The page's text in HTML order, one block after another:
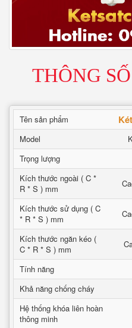
THÔNG
Tên sản phẩm
Model
Trọng lượng
Kích thước ngoài ( C *
R * S ) mm
Kích thước sử dụng ( C
* R * S ) mm
Kích thước ngăn kéo (
C * R * S ) mm
Tính năng
Khả năng chống cháy
Hệ thống khóa liên hoàn
thông minh